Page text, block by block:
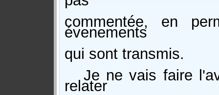
commentée, en
évenements
qui sont transmis.
Je ne vais faire
relater